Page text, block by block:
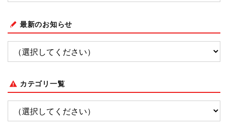
最新のお知らせ
カテゴリ一覧